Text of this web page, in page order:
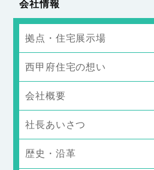
会社情報
拠点・住宅展示場
西甲府住宅の想い
会社概要
社長あいさつ
歴史・沿革